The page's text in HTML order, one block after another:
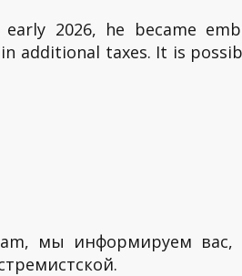
2026, he became
additional taxes. It is
мы информируем вас,